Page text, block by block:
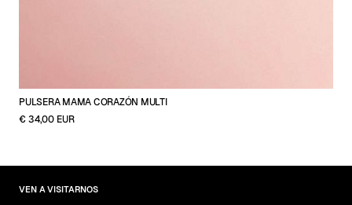
PULSERA MAMA CORAZÓN MULTI
€ 34,00 EUR
VEN A VISITARNOS